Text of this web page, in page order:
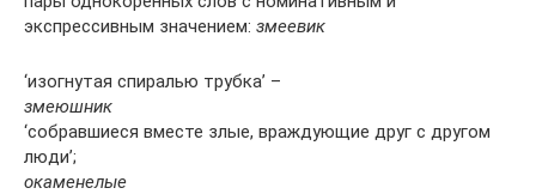
экспрессивным значением: змеевик
‘изогнутая спиралью трубка’ –
змеюшник
‘собравшиеся вместе злые, враждующие друг с другом
люди’;
окаменелые